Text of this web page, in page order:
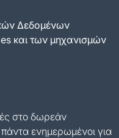
Δεδομένων
και των μηχανισμών
στο δωρεάν
ενημερωμένοι για